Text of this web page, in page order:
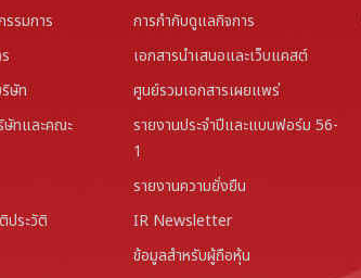
รรมการ
ษัท
ษัทและคณะ
ประวัติ
การกำกับดูแลกิจการ
เอกสารนำเสนอและเว็บแคสต์
ศูนย์รวมเอกสารเผยแพร่
รายงานประจำปีและแบบฟอร์ม 56-
1
รายงานความยั่งยืน
IR Newsletter
ข้อมูลสำหรับผู้ถือหุ้น